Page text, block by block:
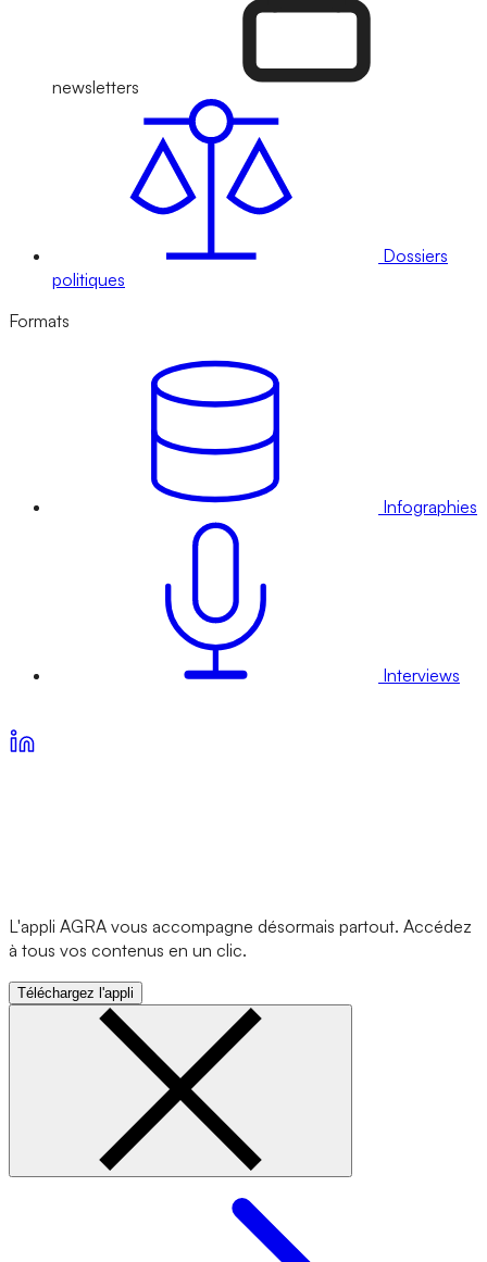
newsletters
Dossiers
politiques
Formats
Infographies
Interviews
L'appli AGRA vous accompagne désormais partout. Accédez
à tous vos contenus en un clic.
Téléchargez l'appli